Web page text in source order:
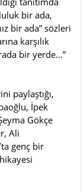
bir ada,
bir ada” sözleri
karşılık
bir yerde…”
paylaştığı,
İpek
Gökçe
Ali
genç bir